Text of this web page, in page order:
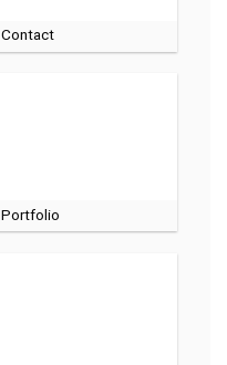
Contact
Portfolio